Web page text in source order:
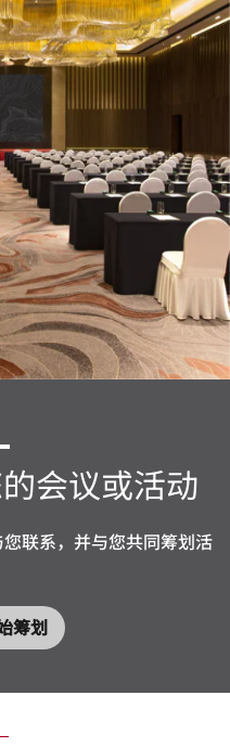
会议或活动
联系，并与您共同筹划活
筹划